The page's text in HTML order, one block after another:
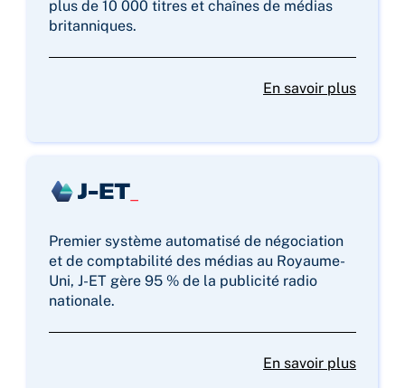
plus de 10 000 titres et chaînes de médias
britanniques.
En savoir plus
Premier système automatisé de négociation
et de comptabilité des médias au Royaume-
Uni, J-ET gère 95 % de la publicité radio
nationale.
En savoir plus